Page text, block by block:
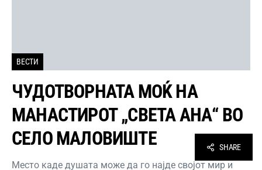
ВЕСТИ
ЧУДОТВОРНАТА МОЌ НА
МАНАСТИРОТ „СВЕТА АНА“ ВО
СЕЛО МАЛОВИШТЕ
Место каде душата може да го најде својот мир и
SHARE